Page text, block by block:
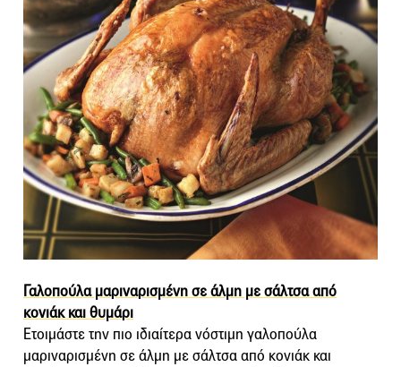
Γαλοπούλα μαριναρισμένη σε άλμη με σάλτσα από
κονιάκ και θυμάρι
Ετοιμάστε την πιο ιδιαίτερα νόστιμη γαλοπούλα
μαριναρισμένη σε άλμη με σάλτσα από κονιάκ και